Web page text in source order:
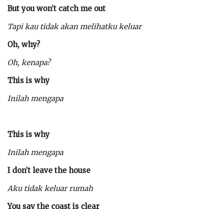
But you won’t catch me out
Tapi kau tidak akan melihatku keluar
Oh, why?
Oh, kenapa?
This is why
Inilah mengapa
This is why
Inilah mengapa
I don’t leave the house
Aku tidak keluar rumah
You say the coast is clear